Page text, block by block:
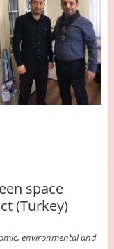
space
(Turkey)
environmental and